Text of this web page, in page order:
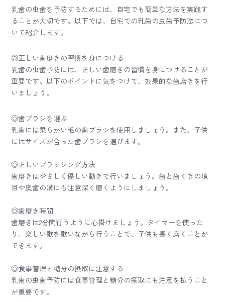
乳歯の虫歯を予防するためには、自宅でも簡単な方法を実践す
ることが大切です。以下では、自宅での乳歯の虫歯予防法につ
いて紹介します。
◎正しい歯磨きの習慣を身につける
乳歯の虫歯予防には、正しい歯磨きの習慣を身につけることが
重要です。以下のポイントに気をつけて、効果的な歯磨きを行
いましょう。
◎歯ブラシを選ぶ
乳歯には柔らかい毛の歯ブラシを使用しましょう。また、子供
にはサイズが合った歯ブラシを選びます。
◎正しいブラッシング方法
歯磨きはやさしく優しい動きで行いましょう。歯と歯ぐきの境
目や奥歯の溝にも注意深く磨くようにしましょう。
◎歯磨き時間
歯磨きは2分間行うように心掛けましょう。タイマーを使った
り、楽しい歌を歌いながら行うことで、子供も長く磨くことが
できます。
◎食事管理と糖分の摂取に注意する
乳歯の虫歯予防には食事管理と糖分の摂取にも注意を払うこと
が重要です。